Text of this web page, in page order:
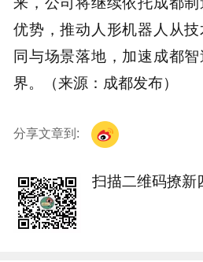
优势，推动人形机器人从
同与场景落地，加速成都
界。（来源：成都发布）
分享文章到: